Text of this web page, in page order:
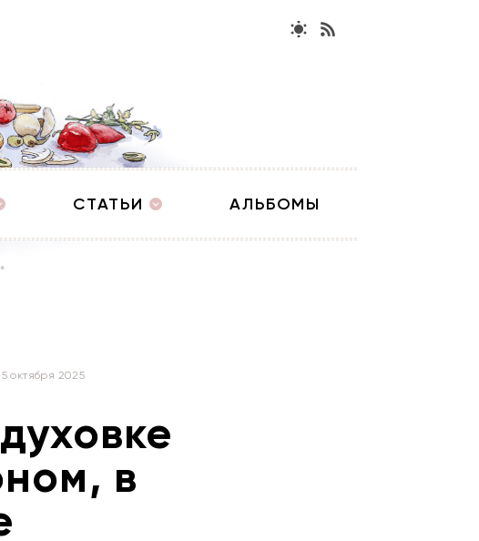
СТАТЬИ АЛЬБОМЫ
октября 2025
в